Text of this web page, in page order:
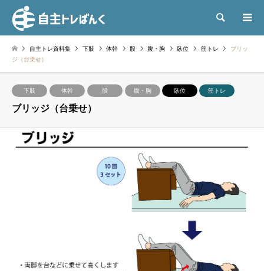
検索
自主トレ資料集 下肢 体幹 股 腹・胸 臥位 筋トレ
ブリッ
ジ（台乗せ）
下肢 体幹 股 腹・胸 臥位 筋トレ
ブリッジ（台乗せ）